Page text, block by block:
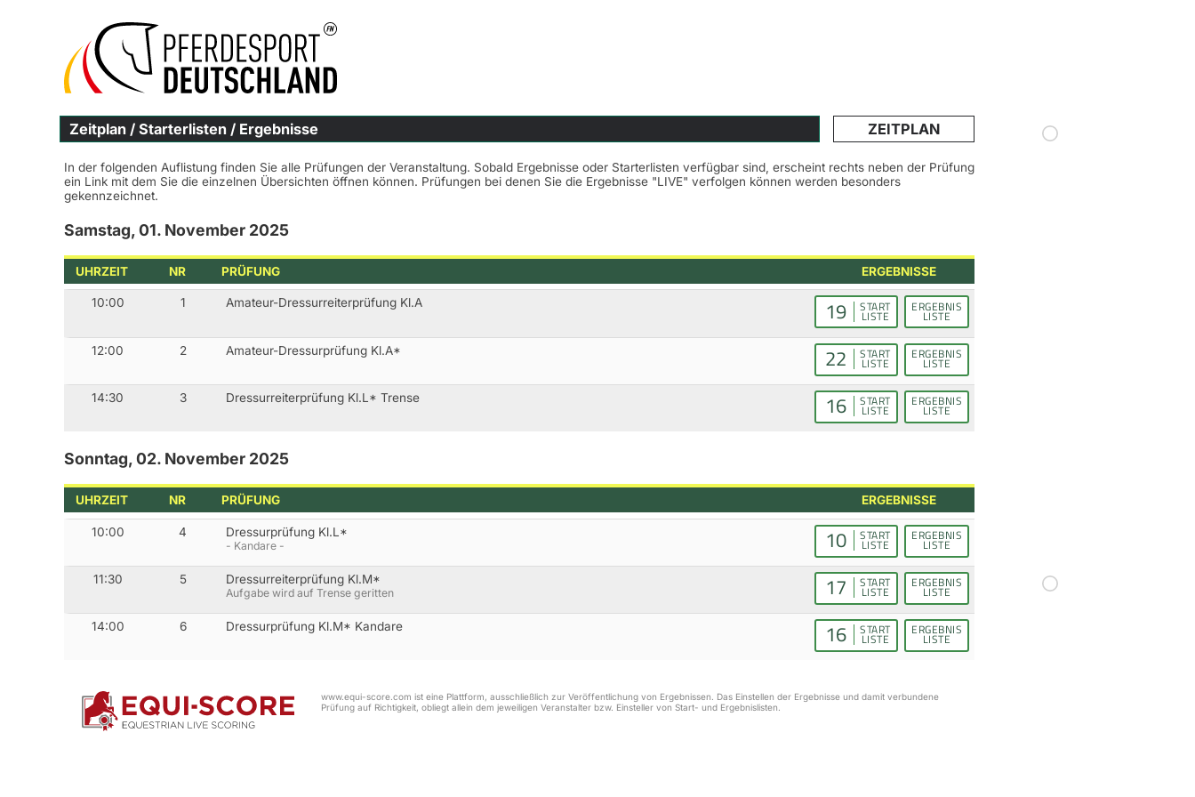
Zeitplan / Starterlisten / Ergebnisse ZEITPLAN
In der folgenden Auflistung finden Sie alle Prüfungen der Veranstaltung. Sobald Ergebnisse oder Starterlisten verfügbar sind, erscheint rechts neben der Prüfung
ein Link mit dem Sie die einzelnen Übersichten öffnen können. Prüfungen bei denen Sie die Ergebnisse "LIVE" verfolgen können werden besonders
gekennzeichnet.
Samstag, 01. November 2025
UHRZEIT NR PRÜFUNG ERGEBNISSE
10:00 1 Amateur-Dressurreiterprüfung Kl.A 19 START
LISTE
ERGEBNIS
LISTE
12:00 2 Amateur-Dressurprüfung Kl.A* 22 START
LISTE
ERGEBNIS
LISTE
14:30 3 Dressurreiterprüfung Kl.L* Trense 16 START
LISTE
ERGEBNIS
LISTE
Sonntag, 02. November 2025
UHRZEIT NR PRÜFUNG ERGEBNISSE
10:00 4 Dressurprüfung Kl.L*
- Kandare - 10 START
LISTE
ERGEBNIS
LISTE
11:30 5 Dressurreiterprüfung Kl.M*
Aufgabe wird auf Trense geritten 17 START
LISTE
ERGEBNIS
LISTE
14:00 6 Dressurprüfung Kl.M* Kandare 16 START
LISTE
ERGEBNIS
LISTE
www.equi-score.com ist eine Plattform, ausschließlich zur Veröffentlichung von Ergebnissen. Das Einstellen der Ergebnisse und damit verbundene
Prüfung auf Richtigkeit, obliegt allein dem jeweiligen Veranstalter bzw. Einsteller von Start- und Ergebnislisten.